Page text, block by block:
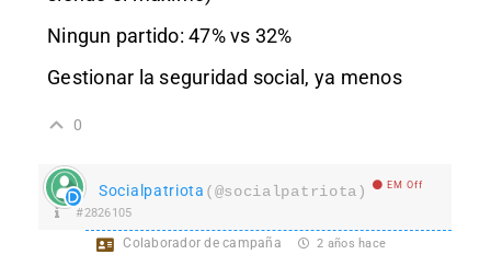
Ningun partido: 47% vs 32%
Gestionar la seguridad social, ya menos
0
Socialpatriota (@socialpatriota) EM Off
#2826105
Colaborador de campaña 2 años hace